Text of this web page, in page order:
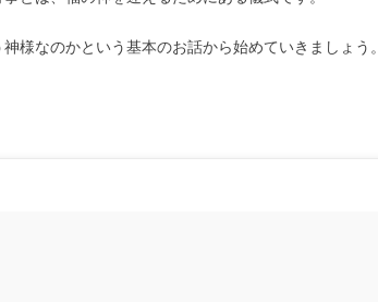
様なのかという基本のお話から始めていきましょう。